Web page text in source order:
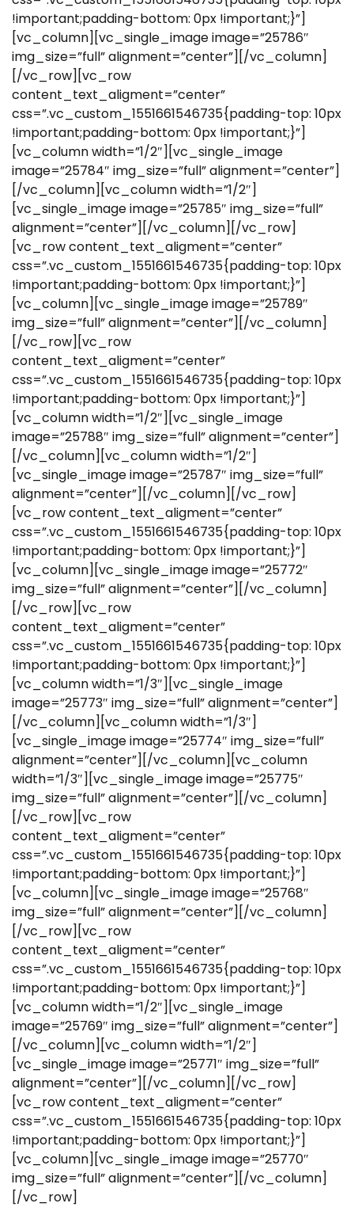
!important;padding-bottom: 0px !important;}”]
[vc_column][vc_single_image image=”25786″
img_size=”full” alignment=”center”][/vc_column]
[/vc_row][vc_row
content_text_aligment=”center”
css=”.vc_custom_1551661546735{padding-top: 10px
!important;padding-bottom: 0px !important;}”]
[vc_column width=”1/2″][vc_single_image
image=”25784″ img_size=”full” alignment=”center”]
[/vc_column][vc_column width=”1/2″]
[vc_single_image image=”25785″ img_size=”full”
alignment=”center”][/vc_column][/vc_row]
[vc_row content_text_aligment=”center”
css=”.vc_custom_1551661546735{padding-top: 10px
!important;padding-bottom: 0px !important;}”]
[vc_column][vc_single_image image=”25789″
img_size=”full” alignment=”center”][/vc_column]
[/vc_row][vc_row
content_text_aligment=”center”
css=”.vc_custom_1551661546735{padding-top: 10px
!important;padding-bottom: 0px !important;}”]
[vc_column width=”1/2″][vc_single_image
image=”25788″ img_size=”full” alignment=”center”]
[/vc_column][vc_column width=”1/2″]
[vc_single_image image=”25787″ img_size=”full”
alignment=”center”][/vc_column][/vc_row]
[vc_row content_text_aligment=”center”
css=”.vc_custom_1551661546735{padding-top: 10px
!important;padding-bottom: 0px !important;}”]
[vc_column][vc_single_image image=”25772″
img_size=”full” alignment=”center”][/vc_column]
[/vc_row][vc_row
content_text_aligment=”center”
css=”.vc_custom_1551661546735{padding-top: 10px
!important;padding-bottom: 0px !important;}”]
[vc_column width=”1/3″][vc_single_image
image=”25773″ img_size=”full” alignment=”center”]
[/vc_column][vc_column width=”1/3″]
[vc_single_image image=”25774″ img_size=”full”
alignment=”center”][/vc_column][vc_column
width=”1/3″][vc_single_image image=”25775″
img_size=”full” alignment=”center”][/vc_column]
[/vc_row][vc_row
content_text_aligment=”center”
css=”.vc_custom_1551661546735{padding-top: 10px
!important;padding-bottom: 0px !important;}”]
[vc_column][vc_single_image image=”25768″
img_size=”full” alignment=”center”][/vc_column]
[/vc_row][vc_row
content_text_aligment=”center”
css=”.vc_custom_1551661546735{padding-top: 10px
!important;padding-bottom: 0px !important;}”]
[vc_column width=”1/2″][vc_single_image
image=”25769″ img_size=”full” alignment=”center”]
[/vc_column][vc_column width=”1/2″]
[vc_single_image image=”25771″ img_size=”full”
alignment=”center”][/vc_column][/vc_row]
[vc_row content_text_aligment=”center”
css=”.vc_custom_1551661546735{padding-top: 10px
!important;padding-bottom: 0px !important;}”]
[vc_column][vc_single_image image=”25770″
img_size=”full” alignment=”center”][/vc_column]
[/vc_row]